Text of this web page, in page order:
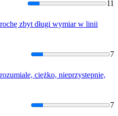
11
zbyt długi wymiar w linii
7
ciężko, nieprzystępnie,
7